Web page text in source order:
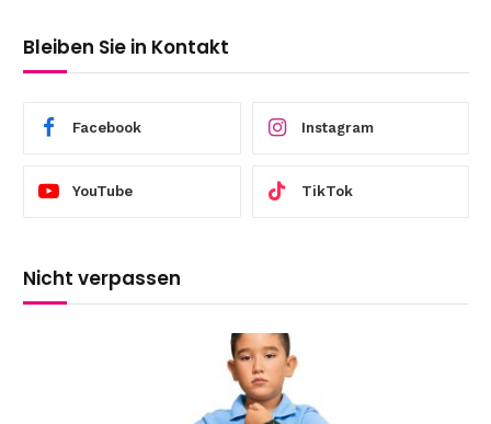
Bleiben Sie in Kontakt
Facebook Instagram
YouTube TikTok
Nicht verpassen